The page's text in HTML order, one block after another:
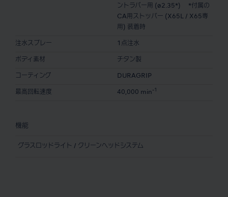
ントラバー用 (ø2.35*) *付属の
CA用ストッパー (X65L / X65専
用) 装着時
注水スプレー 1点注水
ボディ素材 チタン製
コーティング DURAGRIP
最高回転速度 40,000 min -1
機能
グラスロッドライト / クリーンヘッドシステム